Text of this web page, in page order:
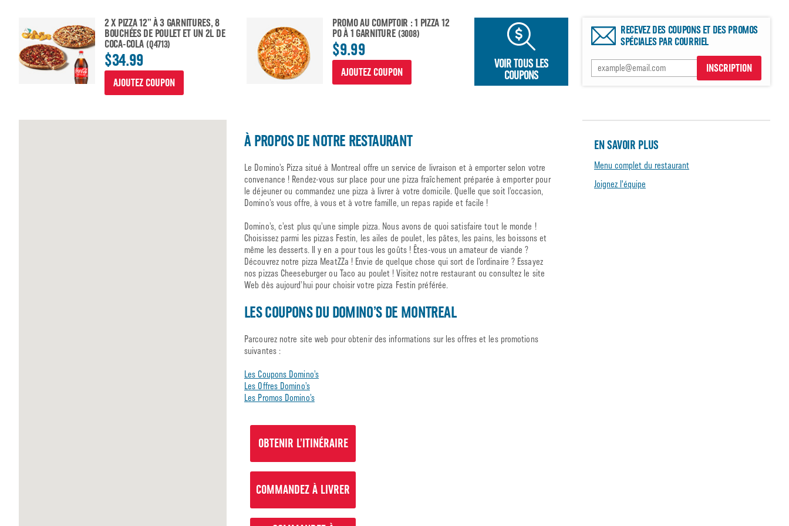
2 X PIZZA 12” À 3 GARNITURES, 8
BOUCHÉES DE POULET ET UN 2L DE
COCA-COLA (Q4713)
$34.99
AJOUTEZ COUPON
PROMO AU COMPTOIR : 1 PIZZA 12
PO À 1 GARNITURE (3008)
$9.99
AJOUTEZ COUPON
VOIR TOUS LES
COUPONS
RECEVEZ DES COUPONS ET DES PROMOS
SPÉCIALES PAR COURRIEL
INSCRIPTION
À PROPOS DE NOTRE RESTAURANT
Le Domino’s Pizza situé à Montreal offre un service de livraison et à emporter selon votre
convenance ! Rendez-vous sur place pour une pizza fraîchement préparée à emporter pour
le déjeuner ou commandez une pizza à livrer à votre domicile. Quelle que soit l’occasion,
Domino’s vous offre, à vous et à votre famille, un repas rapide et facile !
Domino’s, c’est plus qu’une simple pizza. Nous avons de quoi satisfaire tout le monde !
Choisissez parmi les pizzas Festin, les ailes de poulet, les pâtes, les pains, les boissons et
même les desserts. Il y en a pour tous les goûts ! Êtes-vous un amateur de viande ?
Découvrez notre pizza MeatZZa ! Envie de quelque chose qui sort de l’ordinaire ? Essayez
nos pizzas Cheeseburger ou Taco au poulet ! Visitez notre restaurant ou consultez le site
Web dès aujourd’hui pour choisir votre pizza Festin préférée.
LES COUPONS DU DOMINO’S DE MONTREAL
Parcourez notre site web pour obtenir des informations sur les offres et les promotions
suivantes :
Les Coupons Domino’s
Les Offres Domino’s
Les Promos Domino’s
OBTENIR L’ITINÉRAIRE
COMMANDEZ À LIVRER
EN SAVOIR PLUS
Menu complet du restaurant
Joignez l'équipe